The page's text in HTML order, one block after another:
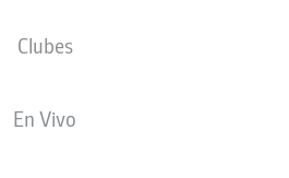
Clubes
En Vivo